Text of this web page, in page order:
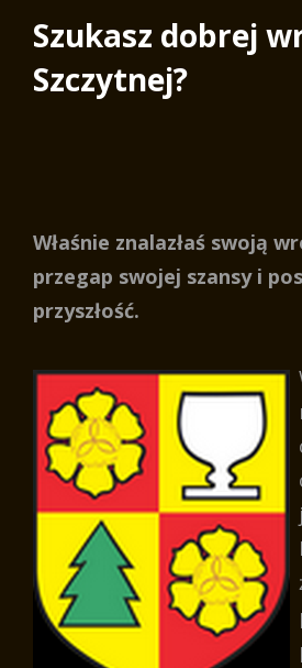
Szukasz dobrej
Szczytnej?
Właśnie znalazłaś swoją
przegap swojej szansy i
przyszłość.